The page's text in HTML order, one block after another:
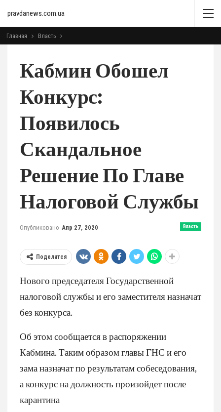
pravdanews.com.ua
Главная Власть
Кабмин Обошел
Конкурс:
Появилось
Скандальное
Решение По Главе
Налоговой Службы
Власть
Опубликовано Апр 27, 2020
Поделится
Нового председателя Государственной
налоговой службы и его заместителя назначат
без конкурса.
Об этом сообщается в распоряжении
Кабмина. Таким образом главы ГНС и его
зама назначат по результатам собеседования,
а конкурс на должность произойдет после
карантина